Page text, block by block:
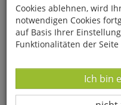
Cookies ablehnen, wird
notwendigen Cookies
auf Basis Ihrer
Funktionalitäten der
Ich bin